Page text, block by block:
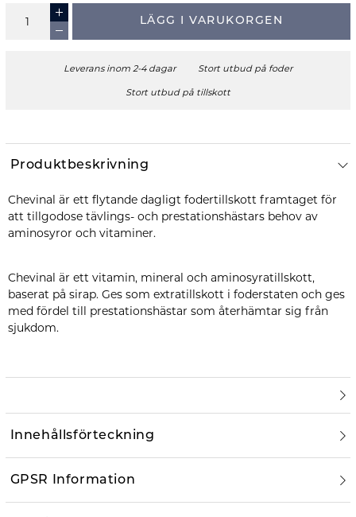
LÄGG I VARUKORGEN
Leverans inom 2-4 dagar Stort utbud på foder
Stort utbud på tillskott
Produktbeskrivning
Chevinal är ett flytande dagligt fodertillskott framtaget för
att tillgodose tävlings- och prestationshästars behov av
aminosyror och vitaminer.
Chevinal är ett vitamin, mineral och aminosyratillskott,
baserat på sirap. Ges som extratillskott i foderstaten och ges
med fördel till prestationshästar som återhämtar sig från
sjukdom.
Innehållsförteckning
GPSR Information